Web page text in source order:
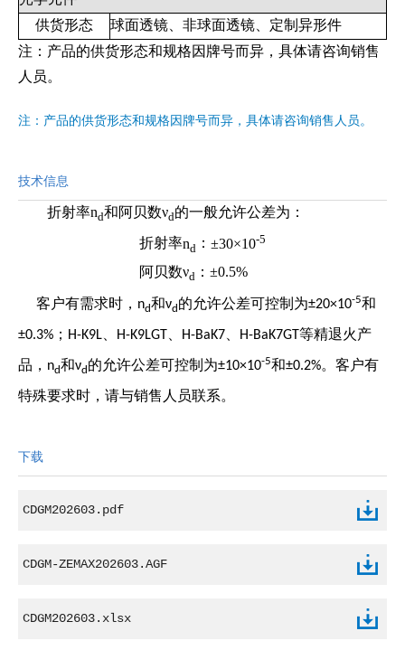
供货形态
球面透镜、非球面透镜、定制异形件
注：产品的供货形态和规格因牌号而异，具体请咨询销售
人员。
注：产品的供货形态和规格因牌号而异，具体请咨询销售人员。
技术信息
折射率nd和阿贝数νd的一般允许公差为：
折射率nd ： ±30×10-5
阿贝数νd ： ±0.5%
客户有需求时， nd和νd 的允许公差可控制为±20×10-5和
±0.3% ； H-K9L、 H-K9LGT、 H-BaK7、 H-BaK7GT等精退火产
品， nd和νd 的允许公差可控制为±10×10-5和±0.2%。客户有
特殊要求时，请与销售人员联系。
下载
CDGM202603.pdf
CDGM-ZEMAX202603.AGF
CDGM202603.xlsx